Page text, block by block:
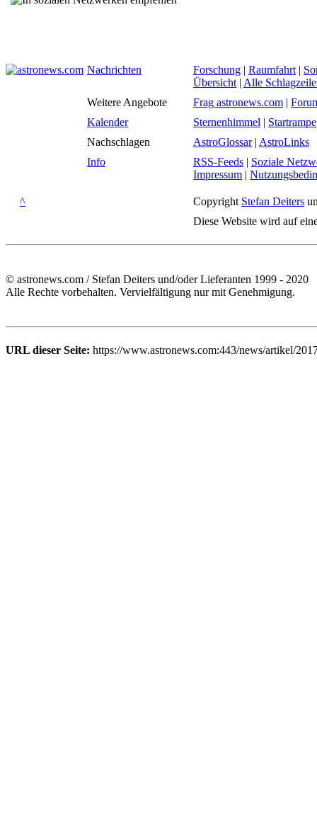
Nachrichten Forschung | Raumfahrt |
Übersicht | Alle
Weitere Angebote
Frag astronews.com |
Kalender
Sternenhimmel | Startrampe
Nachschlagen
AstroGlossar| AstroLinks
Info
RSS-Feeds | Soziale
Impressum |
^ Copyright Stefan Deiters
Diese Website wird auf
© astronews.com / Stefan Deiters und/oder Lieferanten 1999 - 2020
Alle Rechte vorbehalten. Vervielfältigung nur mit Genehmigung.
URL dieser Seite: https://www.astronews.com:443/news/artikel/